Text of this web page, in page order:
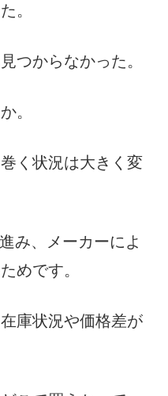
。
つからなかった。
。
く状況は大きく変
み、メーカーによ
めです。
庫状況や価格差が